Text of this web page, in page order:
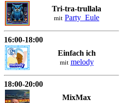
Tri-tra-trullala
mit Party_Eule
16:00-18:00
Einfach ich
mit melody
18:00-20:00
MixMax